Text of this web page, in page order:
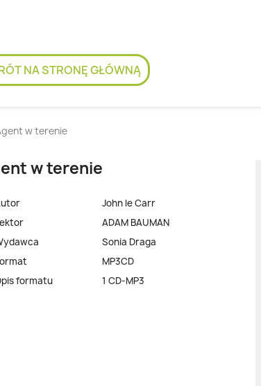
NA STRONĘ GŁÓWNĄ
w terenie
w terenie
John le Carr
ADAM BAUMAN
Sonia Draga
MP3CD
formatu
1 CD-MP3